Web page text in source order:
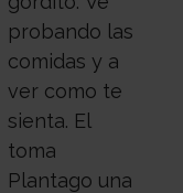
probando las
comidas y a
ver como te
sienta. El
toma
Plantago una